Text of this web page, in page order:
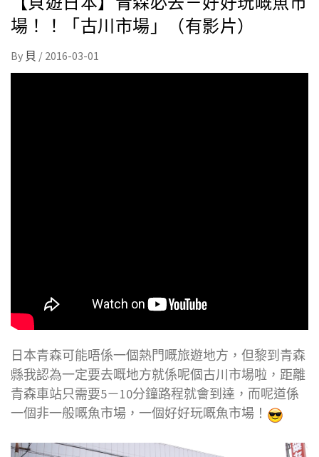
場！！「古川市場」（有影片）
By 貝 / 2016-03-01
日本青森可能唔係一個熱門嘅旅遊地方，但黎到青森
縣我認為一定要去嘅地方就係呢個古川市場啦，距離
青森車站只需要5－10分鐘路程就會到達，而呢道係
一個非一般嘅魚市場，一個好好玩嘅魚市場！